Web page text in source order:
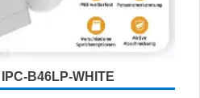
B46LP-WHITE